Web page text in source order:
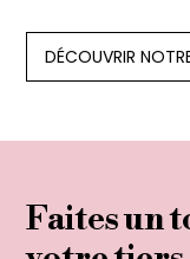
DÉCOUVRIR
Faites un